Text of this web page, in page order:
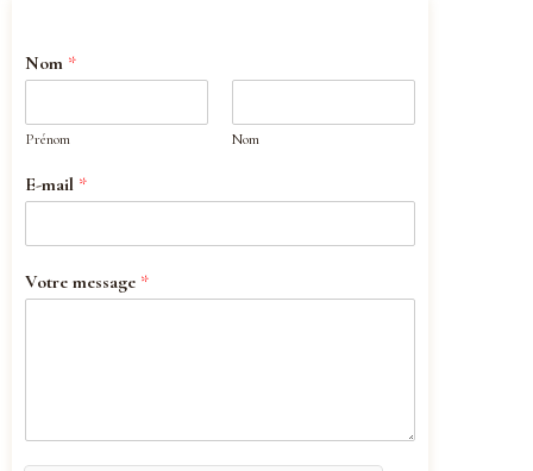
Nom *
Prénom Nom
E-mail *
Votre message *